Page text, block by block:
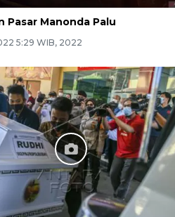
Pasar Manonda Palu
5:29 WIB, 2022